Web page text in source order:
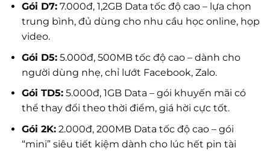
Gói D7:7.000đ, 1,2GB Data tốc độ cao – lựa chọn
trung bình, đủ dùng cho nhu cầu học online, họp
video.
Gói D5:5.000đ, 500MB tốc độ cao – dành cho
người dùng nhẹ, chỉ lướt Facebook, Zalo.
Gói TD5:5.000đ, 1GB Data – gói khuyến mãi có
thể thay đổi theo thời điểm, giá hời cực tốt.
Gói 2K:2.000đ, 200MB Data tốc độ cao – gói
“mini” siêu tiết kiệm dành cho lúc hết pin tài